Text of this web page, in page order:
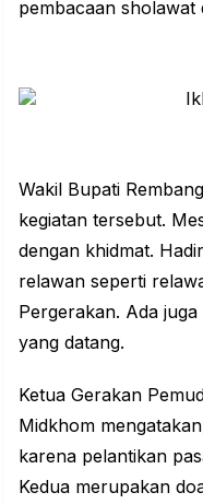
pembacaan sholawat
Wakil Bupati
kegiatan tersebut.
dengan khidmat.
relawan seperti
Pergerakan. Ada
yang datang.
Ketua Gerakan
Midkhom
karena pelantikan
Kedua merupakan